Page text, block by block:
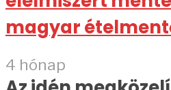
magyar
4 hónap